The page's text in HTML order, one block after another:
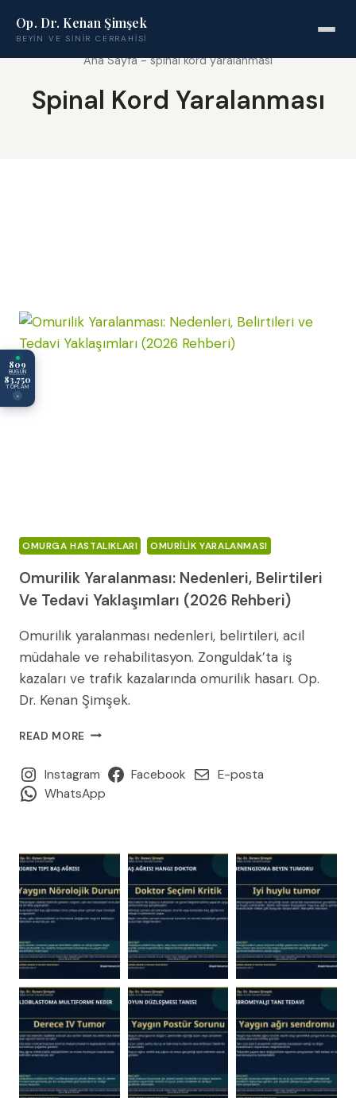
809
BUGÜN
83.750
TOPLAM
×
Op. Dr. Kenan Şimşek
BEYIN VE SINIR CERRAHISI
Ana Sayfa-spinal kord yaralanması
Spinal Kord Yaralanması
OMURGA HASTALIKLARI OMURILIK YARALANMASI
Omurilik Yaralanması: Nedenleri, Belirtileri
Ve Tedavi Yaklaşımları (2026 Rehberi)
Omurilik yaralanması nedenleri, belirtileri, acil
müdahale ve rehabilitasyon. Zonguldak’ta iş
kazaları ve trafik kazalarında omurilik hasarı. Op.
Dr. Kenan Şimşek.
READ MORE OMURILIK
NEDENLERI,
BELIRTILERI
VE
REHBERI)
Instagram Facebook
E-posta
WhatsApp